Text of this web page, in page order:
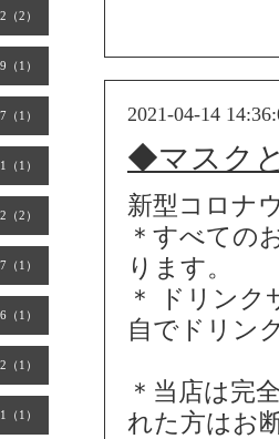
（2）
（1）
（1）
（1）
（2）
（1）
（1）
（1）
（1）
2021-04-14
◆マスク
新型コロナ
＊すべての
ります。
＊ ドリン
自でドリン
＊当店は完
れた方はお